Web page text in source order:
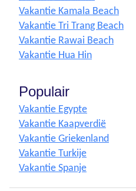
Vakantie Kamala Beach
Vakantie Tri Trang Beach
Vakantie Rawai Beach
Vakantie Hua Hin
Populair
Vakantie Egypte
Vakantie Kaapverdië
Vakantie Griekenland
Vakantie Turkije
Vakantie Spanje